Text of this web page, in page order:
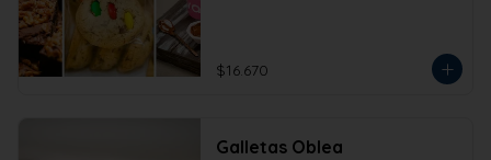
$16.670
Galletas Oblea